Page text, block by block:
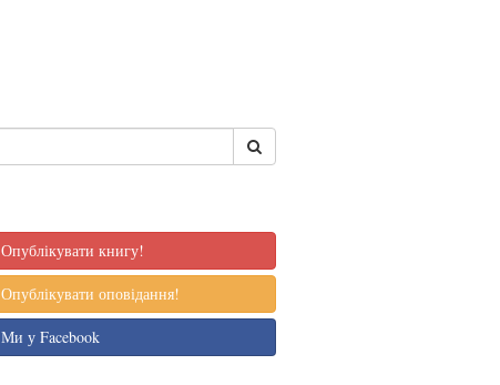
Опублікувати книгу!
Опублікувати оповідання!
Ми у Facebook